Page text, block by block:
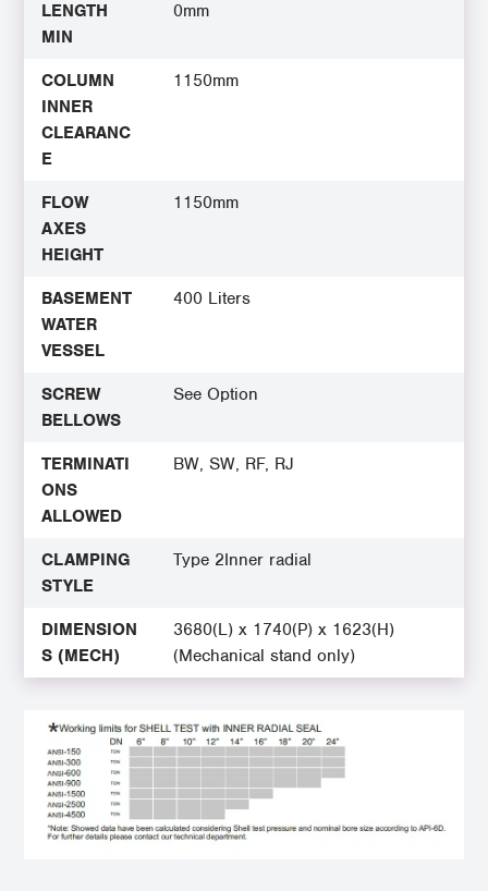
LENGTH
MIN
0mm
COLUMN
INNER
CLEARANC
E
1150mm
FLOW
AXES
HEIGHT
1150mm
BASEMENT
WATER
VESSEL
400 Liters
SCREW
BELLOWS
See Option
TERMINATI
ONS
ALLOWED
BW, SW, RF, RJ
CLAMPING
STYLE
Type 2Inner radial
DIMENSION
S (MECH)
3680(L) x 1740(P) x 1623(H)
(Mechanical stand only)